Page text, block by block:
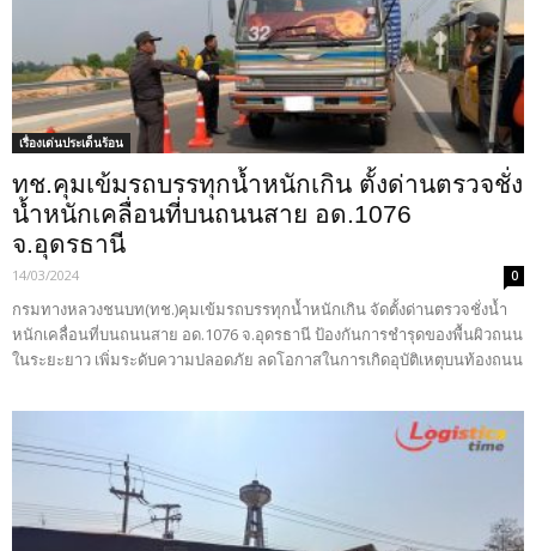
เรื่องเด่นประเด็นร้อน
ทช.คุมเข้มรถบรรทุกน้ำหนักเกิน ตั้งด่านตรวจชั่ง
น้ำหนักเคลื่อนที่บนถนนสาย อด.1076
จ.อุดรธานี
14/03/2024 0
กรมทางหลวงชนบท(ทช.)คุมเข้มรถบรรทุกน้ำหนักเกิน จัดตั้งด่านตรวจชั่งน้ำ
หนักเคลื่อนที่บนถนนสาย อด.1076 จ.อุดรธานี ป้องกันการชำรุดของพื้นผิวถนน
ในระยะยาว เพิ่มระดับความปลอดภัย ลดโอกาสในการเกิดอุบัติเหตุบนท้องถนน